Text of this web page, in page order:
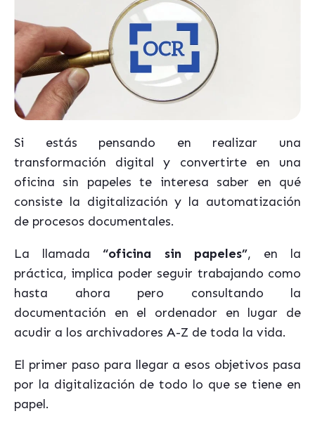
Si estás pensando en realizar una
transformación digital y convertirte en una
oficina sin papeles te interesa saber en qué
consiste la digitalización y la automatización
de procesos documentales.
La llamada “oficina sin papeles”, en la
práctica, implica poder seguir trabajando como
hasta ahora pero consultando la
documentación en el ordenador en lugar de
acudir a los archivadores A-Z de toda la vida.
El primer paso para llegar a esos objetivos pasa
por la digitalización de todo lo que se tiene en
papel.